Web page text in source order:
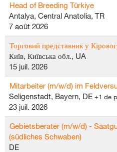
Head of Breeding Türkiye
Antalya, Central Anatolia, TR
7 août 2026
Торговий представник у
Київ, Київська обл., UA
15 juil. 2026
Mitarbeiter (m/w/d) im
Seligenstadt, Bayern, DE +1 de
23 juil. 2026
Gebietsberater (m/w/d) -
(südliches Schwaben)
DE